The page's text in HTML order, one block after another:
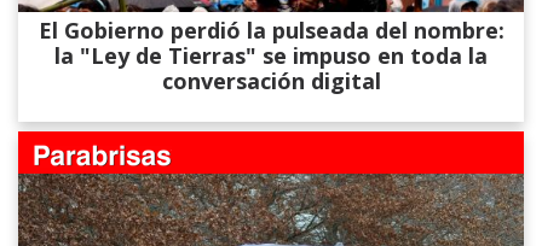
El Gobierno perdió la pulseada del nombre:
la "Ley de Tierras" se impuso en toda la
conversación digital